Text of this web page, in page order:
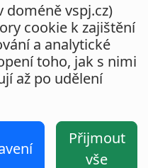
doméně vspj.cz)
cookie k zajištění
a analytické
toho, jak s nimi
až po udělení
Přijmout
vše